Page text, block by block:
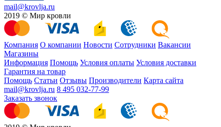
mail@krovlja.ru
2019 © Мир кровли
Компания О компании Новости Сотрудники Вакансии
Магазины
Информация Помощь Условия оплаты Условия доставки
Гарантия на товар
Помощь Статьи Отзывы Производители Карта сайта
mail@krovlja.ru 8 495 032-77-99
Заказать звонок